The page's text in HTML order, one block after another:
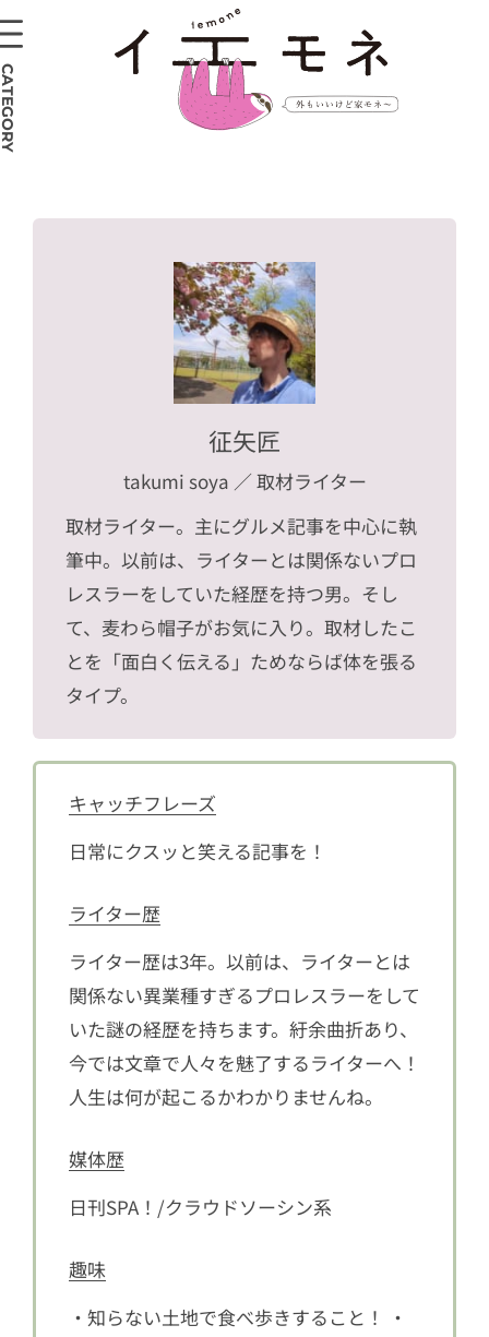
征矢匠
takumi soya ／ 取材ライター
取材ライター。主にグルメ記事を中心に執
筆中。以前は、ライターとは関係ないプロ
レスラーをしていた経歴を持つ男。そし
て、麦わら帽子がお気に入り。取材したこ
とを「面白く伝える」ためならば体を張る
タイプ。
キャッチフレーズ
日常にクスッと笑える記事を！
ライター歴
ライター歴は3年。以前は、ライターとは
関係ない異業種すぎるプロレスラーをして
いた謎の経歴を持ちます。紆余曲折あり、
今では文章で人々を魅了するライターへ！
人生は何が起こるかわかりませんね。
媒体歴
日刊SPA！/クラウドソーシン系
趣味
・知らない土地で食べ歩きすること！ ・